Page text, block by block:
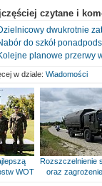
czytane i
dwukrotnie
do szkół
planowe przerwy
w dziale: Wiadomości
WOT
Rozszczelnienie
oraz